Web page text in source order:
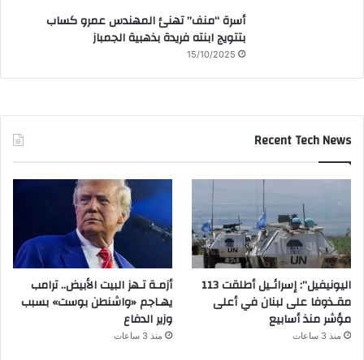
أسرة “منف” تهنئ المهندس عمرو كساب
بتتويج ابنته فريدة بذهبية الجمباز
15/10/2025
Recent Tech News
اليونيفيل”: إسرائـيل أطلقت 113
مقـذوفا على لبنان في أعلى
مؤشر منذ أسابيع
منذ 3 ساعات
أزمـة تـهز البيت الأبيض.. ترامب
يهـاجم «واشنطن بوست» بسبب
وزير الدفاع
منذ 3 ساعات